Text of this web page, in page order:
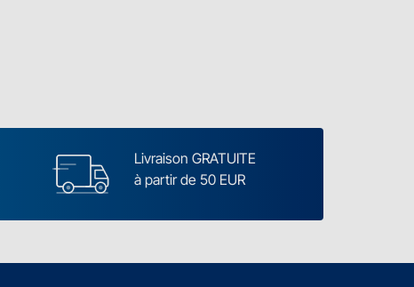
Livraison GRATUITE
à partir de 50 EUR